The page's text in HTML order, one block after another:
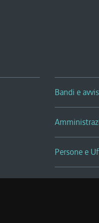
Bandi e
Persone e
Sala Tiziano